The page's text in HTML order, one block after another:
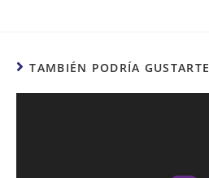
TAMBIÉN PODRÍA GUSTARTE